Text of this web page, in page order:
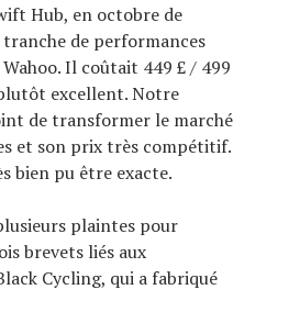
Hub, en octobre de
de performances
Il coûtait 449 £ / 499
excellent. Notre
de transformer le marché
et son prix très compétitif.
bien pu être exacte.
plaintes pour
brevets liés aux
Cycling, qui a fabriqué